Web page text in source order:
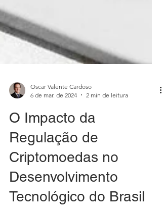
Oscar Valente Cardoso
6 de mar. de 2024
2 min de leitura
O Impacto da
Regulação de
Criptomoedas no
Desenvolvimento